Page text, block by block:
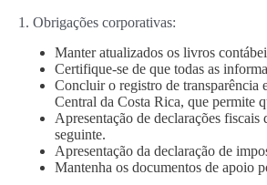
1. Obrigações corporativas:
Manter atualizados os livros
Certifique-se de que todas as
Concluir o registro de transparência
Central da Costa Rica, que permite
Apresentação de declarações
seguinte.
Apresentação da declaração de
Mantenha os documentos de apoio